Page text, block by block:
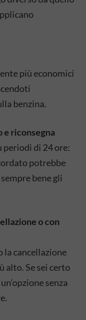
più economici
benzina.
e riconsegna
periodi di 24 ore:
potrebbe
bene gli
o con
la cancellazione
alto. Se sei certo
senza